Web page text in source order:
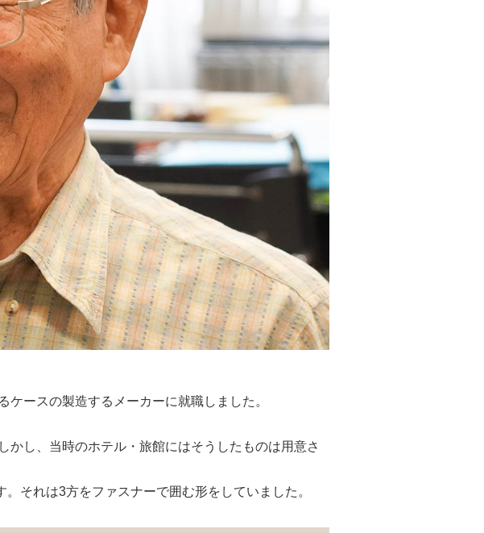
ースの製造するメーカーに就職しました。
し、当時のホテル・旅館にはそうしたものは⽤意さ
それは3⽅をファスナーで囲む形をしていました。